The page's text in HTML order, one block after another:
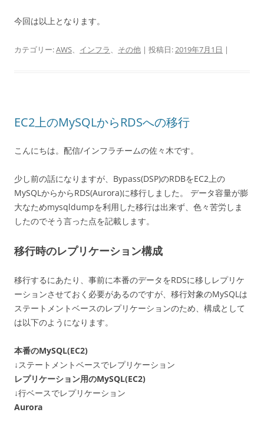
今回は以上となります。
カテゴリー:AWS、 インフラ、 その他 | 投稿日:2019年7月1日 |
EC2上のMySQLからRDSへの移行
こんにちは。配信/インフラチームの佐々木です。
少し前の話になりますが、Bypass(DSP)のRDBをEC2上の
MySQLからからRDS(Aurora)に移行しました。 データ容量が膨
大なためmysqldumpを利用した移行は出来ず、色々苦労しま
したのでそう言った点を記載します。
移行時のレプリケーション構成
移行するにあたり、事前に本番のデータをRDSに移しレプリケ
ーションさせておく必要があるのですが、移行対象のMySQLは
ステートメントベースのレプリケーションのため、構成として
は以下のようになります。
本番のMySQL(EC2)
↓ステートメントベースでレプリケーション
レプリケーション用のMySQL(EC2)
↓行ベースでレプリケーション
Aurora